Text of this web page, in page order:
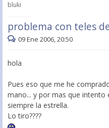
bluki
problema con teles
09 Ene 2006, 20:50
hola
Pues eso que me he
mano... y por mas que intento
siempre la estrella.
Lo tiro????